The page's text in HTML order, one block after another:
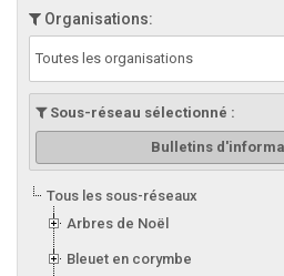
Organisations:
Toutes les organisations
Sous-réseau sélectionné :
Bulletins
Tous les sous-réseaux
Arbres de Noël
Bleuet en corymbe